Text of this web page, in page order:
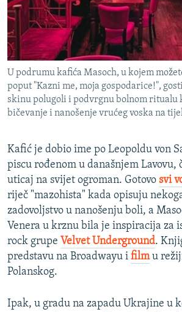
U podrumu kafića Masoch, u kojem
poput "Kazni me, moja gospodarice!",
skinu polugoli i podvrgnu bolnom ritualu
bičevanje i nanošenje vrućeg voska na
Kafić je dobio ime po Leopoldu von
piscu rođenom u današnjem
uticaj na svijet ogroman. Gotovo svi
riječ "mazohista" kada opisuju
zadovoljstvo u nanošenju boli, a
Venera u krznu bila je inspiracija za
rock grupe Velvet Underground.
predstavu na Broadwayu i filmu
Polanskog.
Ipak, u gradu na zapadu Ukrajine u